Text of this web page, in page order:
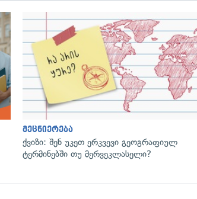
მეცნიერება
ქვიზი: შენ უკეთ ერკვევი გეოგრაფიულ
ტერმინებში თუ მერვეკლასელი?